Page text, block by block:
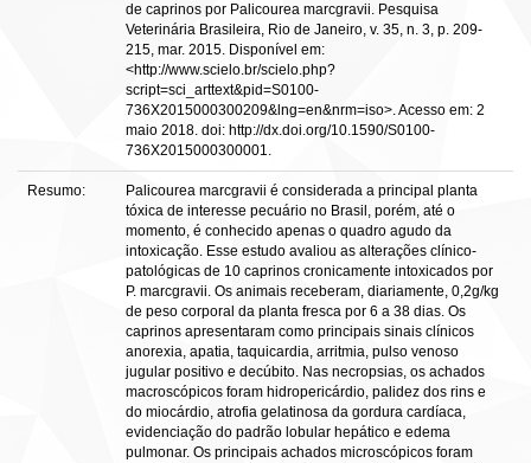
de caprinos por Palicourea marcgravii. Pesquisa
Veterinária Brasileira, Rio de Janeiro, v. 35, n. 3, p. 209-
215, mar. 2015. Disponível em:
<http://www.scielo.br/scielo.php?
script=sci_arttext&pid=S0100-
736X2015000300209&lng=en&nrm=iso>. Acesso em: 2
maio 2018. doi: http://dx.doi.org/10.1590/S0100-
736X2015000300001.
Resumo:
Palicourea marcgravii é considerada a principal planta
tóxica de interesse pecuário no Brasil, porém, até o
momento, é conhecido apenas o quadro agudo da
intoxicação. Esse estudo avaliou as alterações clínico-
patológicas de 10 caprinos cronicamente intoxicados por
P. marcgravii. Os animais receberam, diariamente, 0,2g/kg
de peso corporal da planta fresca por 6 a 38 dias. Os
caprinos apresentaram como principais sinais clínicos
anorexia, apatia, taquicardia, arritmia, pulso venoso
jugular positivo e decúbito. Nas necropsias, os achados
macroscópicos foram hidropericárdio, palidez dos rins e
do miocárdio, atrofia gelatinosa da gordura cardíaca,
evidenciação do padrão lobular hepático e edema
pulmonar. Os principais achados microscópicos foram